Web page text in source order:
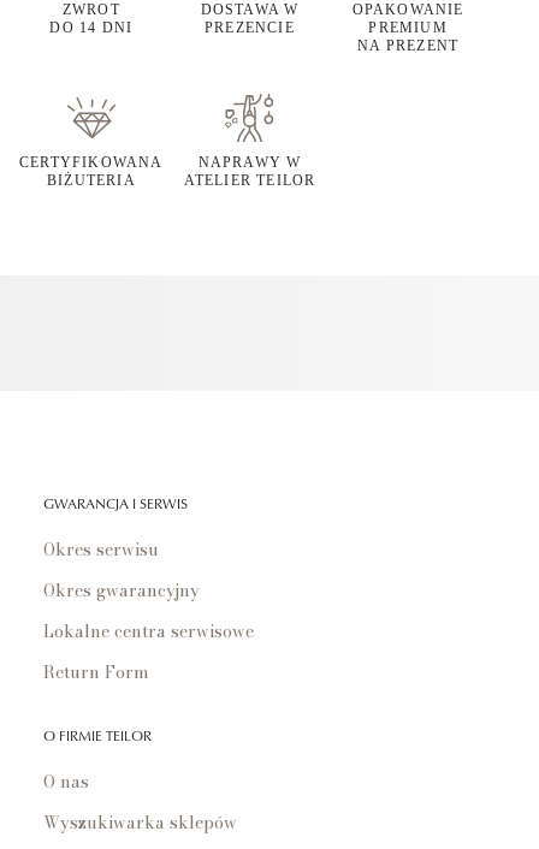
ZWROT
DO 14 DNI
DOSTAWA W
PREZENCIE
OPAKOWANIE
PREMIUM
NA PREZENT
CERTYFIKOWANA
BIŻUTERIA
NAPRAWY W
ATELIER TEILOR
GWARANCJA I SERWIS
Okres serwisu
Okres gwarancyjny
Lokalne centra serwisowe
Return Form
O FIRMIE TEILOR
O nas
Wyszukiwarka sklepów